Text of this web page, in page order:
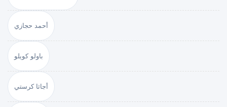
أحمد حجازي
باولو كويلو
أجاثا كرستي